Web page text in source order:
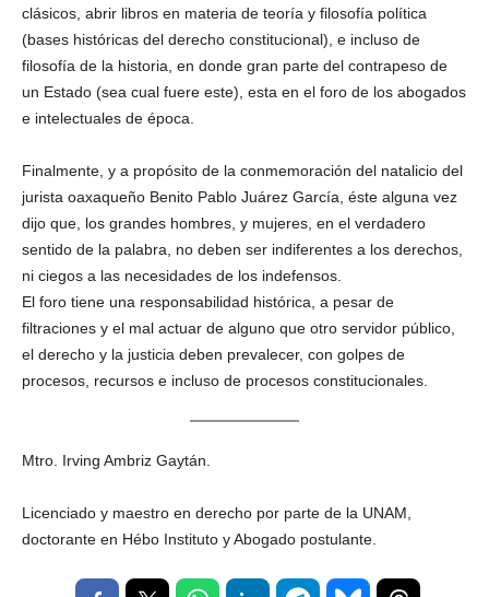
clásicos, abrir libros en materia de teoría y filosofía política
(bases históricas del derecho constitucional), e incluso de
filosofía de la historia, en donde gran parte del contrapeso de
un Estado (sea cual fuere este), esta en el foro de los abogados
e intelectuales de época.
Finalmente, y a propósito de la conmemoración del natalicio del
jurista oaxaqueño Benito Pablo Juárez García, éste alguna vez
dijo que, los grandes hombres, y mujeres, en el verdadero
sentido de la palabra, no deben ser indiferentes a los derechos,
ni ciegos a las necesidades de los indefensos.
El foro tiene una responsabilidad histórica, a pesar de
filtraciones y el mal actuar de alguno que otro servidor público,
el derecho y la justicia deben prevalecer, con golpes de
procesos, recursos e incluso de procesos constitucionales.
Mtro. Irving Ambriz Gaytán.
Licenciado y maestro en derecho por parte de la UNAM,
doctorante en Hébo Instituto y Abogado postulante.